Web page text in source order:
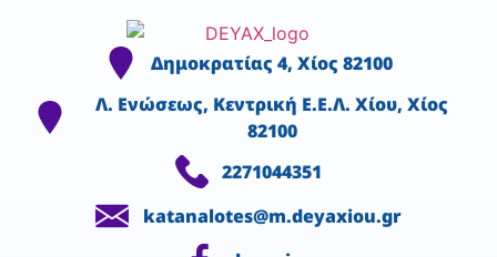
Δημοκρατίας 4, Χίος 82100
Λ. Ενώσεως, Κεντρική Ε.Ε.Λ. Χίου, Χίος
82100
2271044351
katanalotes@m.deyaxiou.gr